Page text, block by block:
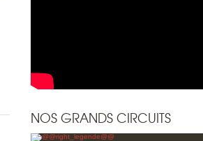
NOS GRANDS CIRCUITS